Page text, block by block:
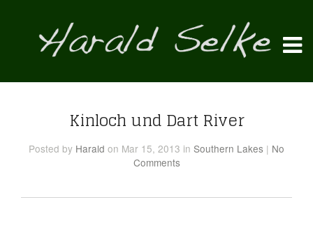
Kinloch und Dart River
Posted by Harald on Mar 15, 2013 in Southern Lakes | No
Comments